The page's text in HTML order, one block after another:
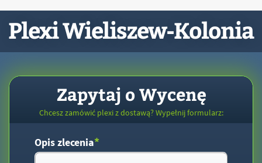
Plexi Wieliszew-Kolonia
Zapytaj o Wycenę
Chcesz zamówić plexi z dostawą? Wypełnij formularz:
Opis zlecenia*